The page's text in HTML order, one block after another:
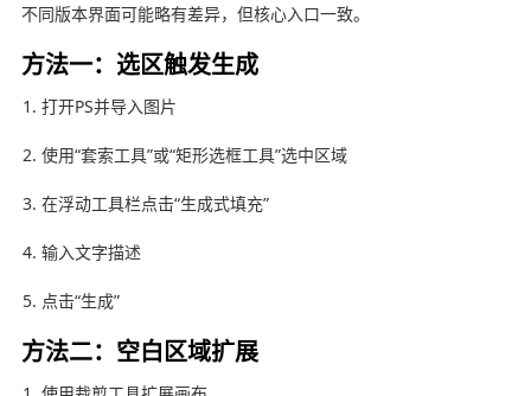
不同版本界面可能略有差异，但核心入口一致。
方法一：选区触发生成
打开PS并导入图片
使用“套索工具”或“矩形选框工具”选中区域
在浮动工具栏点击“生成式填充”
输入文字描述
点击“生成”
方法二：空白区域扩展